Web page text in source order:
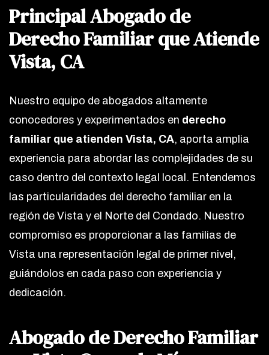
Principal Abogado de
Derecho Familiar que Atiende
Vista, CA
Nuestro equipo de abogados altamente
conocedores y experimentados en derecho
familiar que atienden Vista, CA, aporta amplia
experiencia para abordar las complejidades de su
caso dentro del contexto legal local. Entendemos
las particularidades del derecho familiar en la
región de Vista y el Norte del Condado. Nuestro
compromiso es proporcionar a las familias de
Vista una representación legal de primer nivel,
guiándolos en cada paso con experiencia y
dedicación.
Abogado de Derecho Familiar